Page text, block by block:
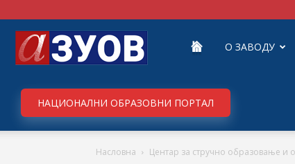
за
унапређивање
О ЗАВОДУ
НАЦИОНАЛНИ ОБРАЗОВНИ ПОРТАЛ
Насловна Центар за стручно образовање и